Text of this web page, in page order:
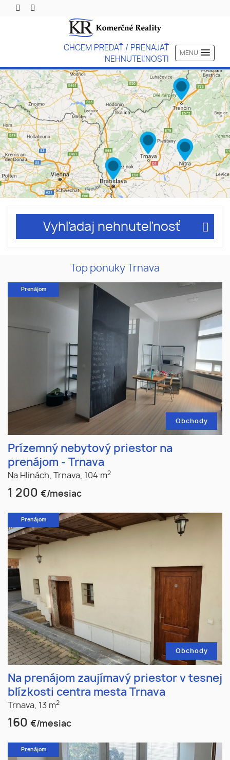
CHCEM PREDAŤ / PRENAJAŤ
NEHNUTEĽNOSTI
MENU
Vyhľadaj nehnuteľnosť
Top ponuky Trnava
Prenájom
Obchody
Prízemný nebytový priestor na
prenájom - Trnava
Na Hlinách, Trnava, 104 m2
1 200 €/mesiac
Prenájom
Obchody
Na prenájom zaujímavý priestor v tesnej
blízkosti centra mesta Trnava
Trnava, 13 m2
160 €/mesiac
Prenájom